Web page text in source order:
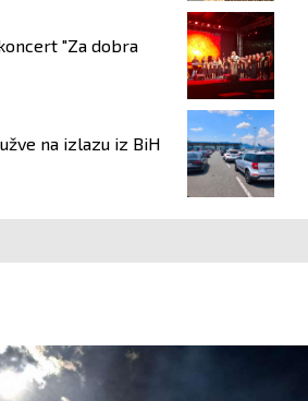
"Za dobra
na izlazu iz BiH